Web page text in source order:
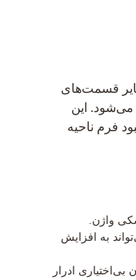
قسمت‌های
می‌شود. این
فرم ناحیه
واژن.
به افزایش
ادرار